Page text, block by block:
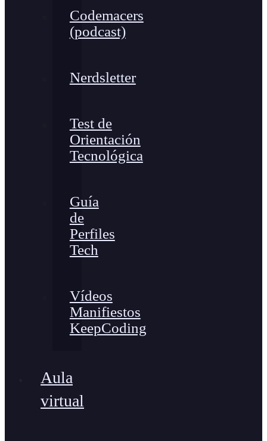
Codemacers
(podcast)
Nerdsletter
Test de
Orientación
Tecnológica
Guía
de
Perfiles
Tech
Vídeos
Manifiestos
KeepCoding
Aula
virtual